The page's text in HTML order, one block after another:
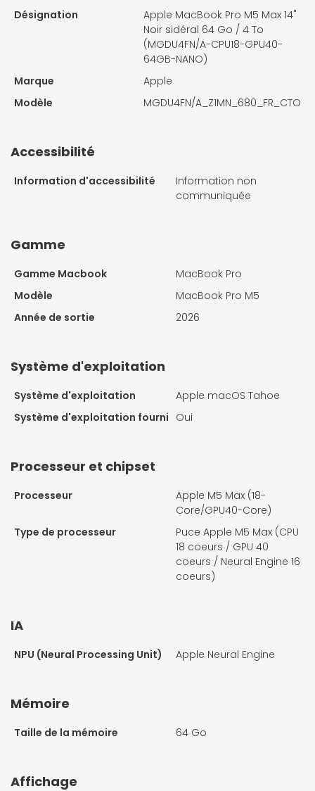
Désignation
Apple MacBook Pro M5 Max 14"
Noir sidéral 64 Go / 4 To
(MGDU4FN/A-CPU18-GPU40-
64GB-NANO)
Marque
Apple
Modèle
MGDU4FN/A_Z1MN_680_FR_CTO
Accessibilité
Information d'accessibilité
Information non
communiquée
Gamme
Gamme Macbook
MacBook Pro
Modèle
MacBook Pro M5
Année de sortie
2026
Système d'exploitation
Système d'exploitation
Apple macOS Tahoe
Système d'exploitation fourni Oui
Processeur et chipset
Processeur
Apple M5 Max (18-
Core/GPU40-Core)
Type de processeur
Puce Apple M5 Max (CPU
18 coeurs / GPU 40
coeurs / Neural Engine 16
coeurs)
IA
NPU (Neural Processing Unit) Apple Neural Engine
Mémoire
Taille de la mémoire 64 Go
Affichage